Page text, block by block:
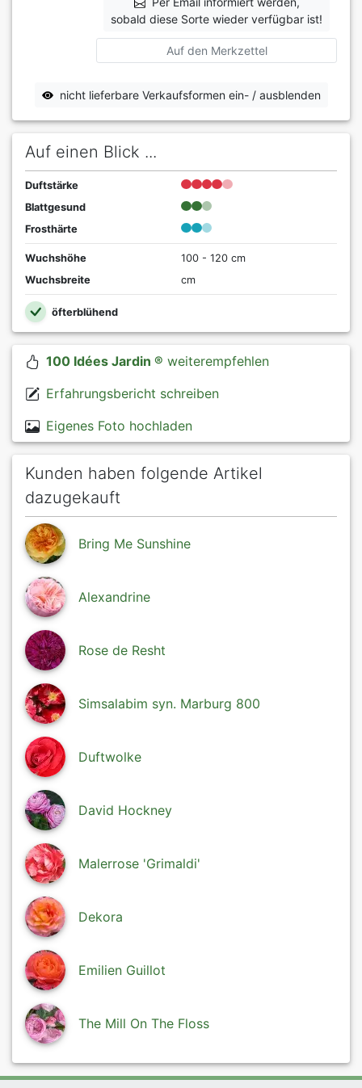
sobald diese Sorte wieder verfügbar ist!
Auf den Merkzettel
nicht lieferbare Verkaufsformen ein- / ausblenden
Auf einen Blick ...
Duftstärke
Blattgesund
Frosthärte
Wuchshöhe
100 - 120 cm
Wuchsbreite
cm
öfterblühend
100 Idées Jardin ® weiterempfehlen
Erfahrungsbericht schreiben
Eigenes Foto hochladen
Kunden haben folgende Artikel
dazugekauft
Bring Me Sunshine
Alexandrine
Rose de Resht
Simsalabim syn. Marburg 800
Duftwolke
David Hockney
Malerrose 'Grimaldi'
Dekora
Emilien Guillot
The Mill On The Floss